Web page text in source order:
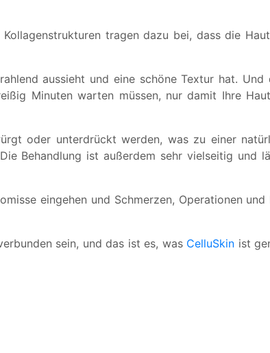
tragen dazu bei, dass die
aussieht und eine schöne Textur hat. Und
Minuten warten müssen, nur damit Ihre
oder unterdrückt werden, was zu einer
Behandlung ist außerdem sehr vielseitig und
eingehen und Schmerzen, Operationen
sein, und das ist es, was CelluSkin ist